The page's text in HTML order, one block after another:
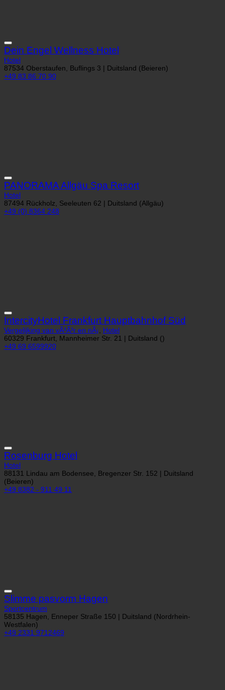
Dein Engel Wellness Hotel
Hotel
87534 Oberstaufen, Buflings 3 | Duitsland (Beieren)
+49 83 86 70 90
PANORAMA Allgäu Spa Resort
Hotel
87494 Rückholz, Seeleuten 62 | Duitsland (Allgäu)
+49 (0) 8364 248
IntercityHotel Frankfurt Hauptbahnhof Süd
Vergelijking van vÃ³Ã³r en nÃ¡, Hotel
60329 Frankfurt, Mannheimer Str. 21 | Duitsland ()
+49 69 6599920
Rosenburg Hotel
Hotel
88131 Lindau am Bodensee, Bregenzer Str. 152 | Duitsland
(Beieren)
+49 8382 - 911 49 11
Slimme pasvorm Hagen
Sportcentrum
58135 Hagen, Enneper Straße 150 | Duitsland (Nordrhein-
Westfalen)
+49 2331 9712469